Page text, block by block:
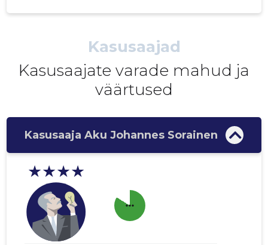
Kasusaajad
Kasusaajate varade mahud ja
väärtused
Kasusaaja Aku Johannes Sorainen
★★★★
more_horiz